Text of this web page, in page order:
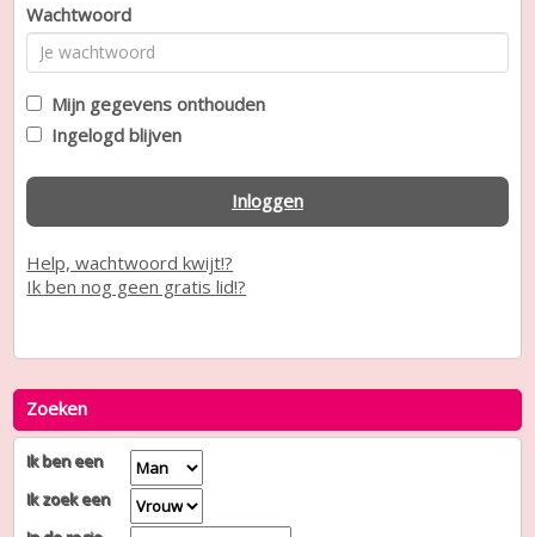
Wachtwoord
Mijn gegevens onthouden
Ingelogd blijven
Inloggen
Help, wachtwoord kwijt!?
Ik ben nog geen gratis lid!?
Zoeken
Ik ben een
Ik zoek een